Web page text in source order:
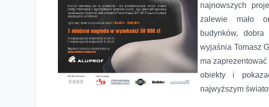
najnowszych
zalewie mało
budynków,
wyjaśnia Tomasz
ma
obiekty i
najwyższym